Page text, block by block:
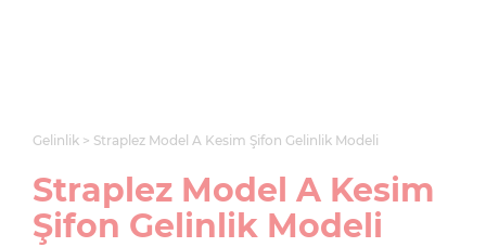
Gelinlik Straplez Model A Kesim Şifon Gelinlik Modeli
Straplez Model A Kesim
Şifon Gelinlik Modeli